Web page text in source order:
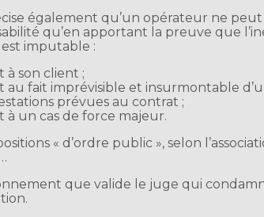
également qu’un opérateur ne
qu’en apportant la preuve que
imputable :
à son client ;
au fait imprévisible et insurmontable
prévues au contrat ;
à un cas de force majeur.
« d’ordre public », selon
que valide le juge qui